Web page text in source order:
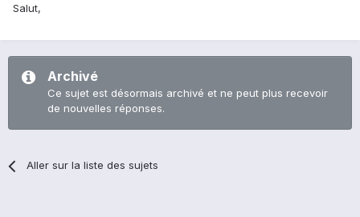
Salut,
Archivé
Ce sujet est désormais archivé et ne peut plus recevoir
de nouvelles réponses.
Aller sur la liste des sujets